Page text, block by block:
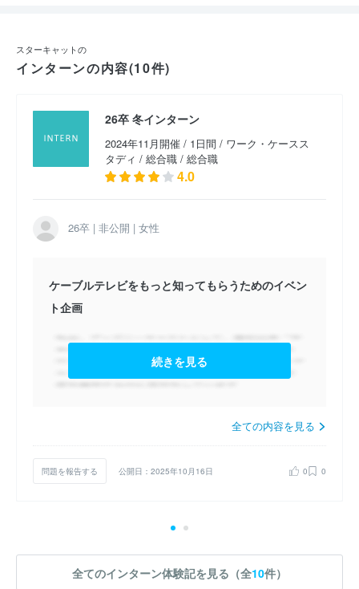
スターキャットの
インターンの内容(10件)
26卒 冬インターン
2024年11月開催 / 1日間 / ワーク・ケースス
タディ / 総合職 / 総合職
4.0
26卒 | 非公開 | 女性
ケーブルテレビをもっと知ってもらうためのイベン
ト企画
続きを見る
全ての内容を見る
問題を報告する 公開日：2025年10月16日 0 0
全てのインターン体験記を見る（全10件）